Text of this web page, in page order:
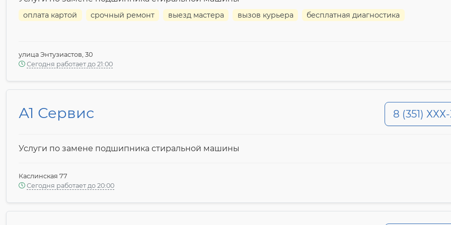
оплата картой срочный ремонт выезд мастера вызов курьера бесплатная диагностика
улица Энтузиастов, 30
Сегодня работает до 21:00
А1 Сервис 8 (351)
Услуги по замене подшипника стиральной машины
Каслинская 77
Сегодня работает до 20:00